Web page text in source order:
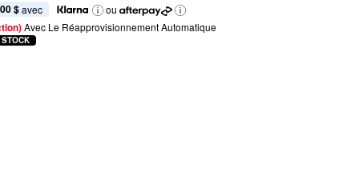
$ avec
ou
Avec Le Réapprovisionnement Automatique